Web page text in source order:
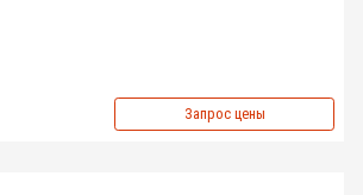
Запрос цены